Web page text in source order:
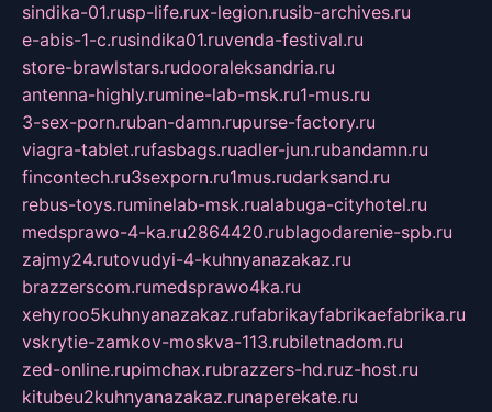
sindika-01.rusp-life.rux-legion.rusib-archives.ru
e-abis-1-c.rusindika01.ruvenda-festival.ru
store-brawlstars.rudooraleksandria.ru
antenna-highly.rumine-lab-msk.ru1-mus.ru
3-sex-porn.ruban-damn.rupurse-factory.ru
viagra-tablet.rufasbags.ruadler-jun.rubandamn.ru
fincontech.ru3sexporn.ru1mus.rudarksand.ru
rebus-toys.ruminelab-msk.rualabuga-cityhotel.ru
medsprawo-4-ka.ru2864420.rublagodarenie-spb.ru
zajmy24.rutovudyi-4-kuhnyanazakaz.ru
brazzerscom.rumedsprawo4ka.ru
xehyroo5kuhnyanazakaz.rufabrikayfabrikaefabrika.ru
vskrytie-zamkov-moskva-113.rubiletnadom.ru
zed-online.rupimchax.rubrazzers-hd.ruz-host.ru
kitubeu2kuhnyanazakaz.runaperekate.ru